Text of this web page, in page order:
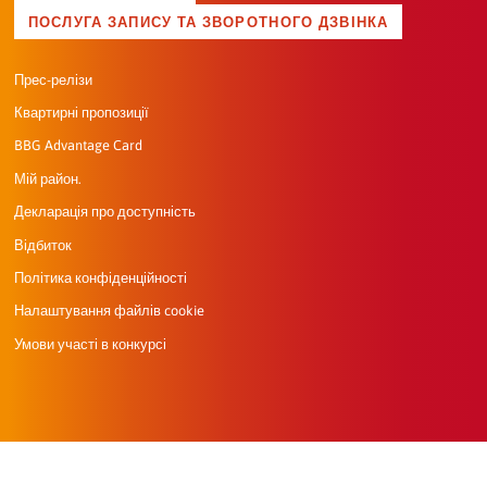
ПОСЛУГА ЗАПИСУ ТА ЗВОРОТНОГО ДЗВІНКА
Прес-релізи
Квартирні пропозиції
BBG Advantage Card
Мій район.
Декларація про доступність
Відбиток
Політика конфіденційності
Налаштування файлів cookie
Умови участі в конкурсі